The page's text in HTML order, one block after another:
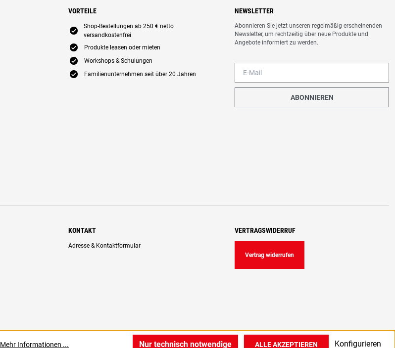
VORTEILE
E
Shop-Bestellungen ab 250 € netto
versandkostenfrei
E Produkte leasen oder mieten
E Workshops & Schulungen
E Familienunternehmen seit über 20 Jahren
NEWSLETTER
Abonnieren Sie jetzt unseren regelmäßig erscheinenden
Newsletter, um rechtzeitig über neue Produkte und
Angebote informiert zu werden.
ABONNIEREN
KONTAKT
Adresse & Kontaktformular
VERTRAGSWIDERRUF
Vertrag widerrufen
Mehr Informationen ... Nur technisch notwendige Konfigurieren
ALLE AKZEPTIEREN